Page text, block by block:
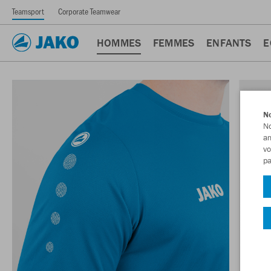
Teamsport Corporate Teamwear
HOMMES FEMMES ENFANTS